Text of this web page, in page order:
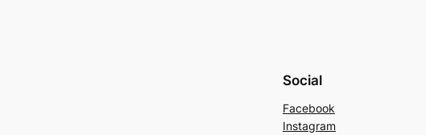
Social
Facebook
Instagram